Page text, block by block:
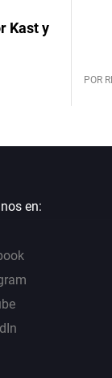
Kast y
POR
en: